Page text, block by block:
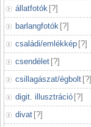
állatfotók [?]
barlangfotók [?]
családi/emlékkép [?]
csendélet [?]
csillagászat/égbolt [?]
digit. illusztráció [?]
divat [?]